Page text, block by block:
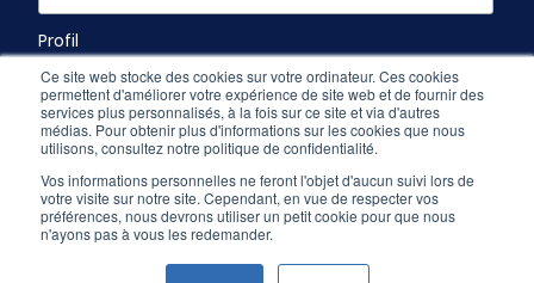
Ce site web stocke des cookies sur votre ordinateur. Ces cookies
permettent d'améliorer votre expérience de site web et de fournir des
services plus personnalisés, à la fois sur ce site et via d'autres
médias. Pour obtenir plus d'informations sur les cookies que nous
utilisons, consultez notre politique de confidentialité.
Vos informations personnelles ne feront l'objet d'aucun suivi lors de
votre visite sur notre site. Cependant, en vue de respecter vos
préférences, nous devrons utiliser un petit cookie pour que nous
n'ayons pas à vous les redemander.
Profil
Espace pro - CGU & mentions légales